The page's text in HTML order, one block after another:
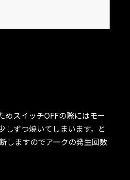
スイッチOFFの際にはモー
ずつ焼いてしまいます。と
しますのでアークの発生回数